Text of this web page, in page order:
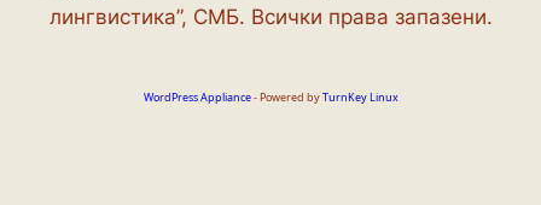
лингвистика”, СМБ. Всички права запазени.
WordPress Appliance- Powered byTurnKey Linux